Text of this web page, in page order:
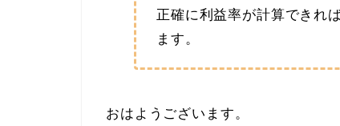
正確に利益率が計算できれ
ます。
おはようございます。